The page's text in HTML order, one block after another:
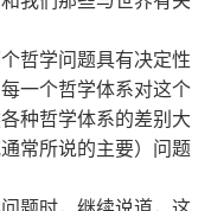
哲学问题具有决定性
一个哲学体系对这个
种哲学体系的差别大
常所说的主要）问题